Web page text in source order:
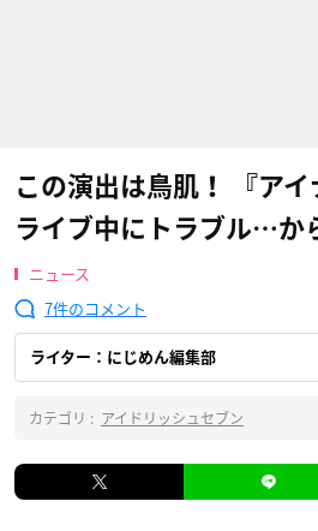
この演出は鳥肌！ 『ア
ライブ中にトラブル…か
ニュース
7
ライター：にじめん編集部
カテゴリ : アイドリッシュセブン